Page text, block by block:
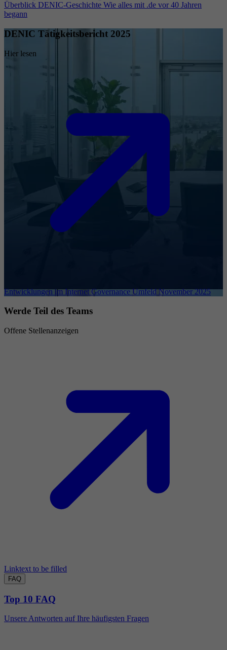
Überblick DENIC-Geschichte Wie alles mit .de vor 40 Jahren
begann
DENIC Tätigkeitsbericht 2025
Hier lesen
Entwicklungen im Internet Governance Umfeld November 2025
Werde Teil des Teams
Offene Stellenanzeigen
Linktext to be filled
FAQ
Top 10 FAQ
Unsere Antworten auf Ihre häufigsten Fragen